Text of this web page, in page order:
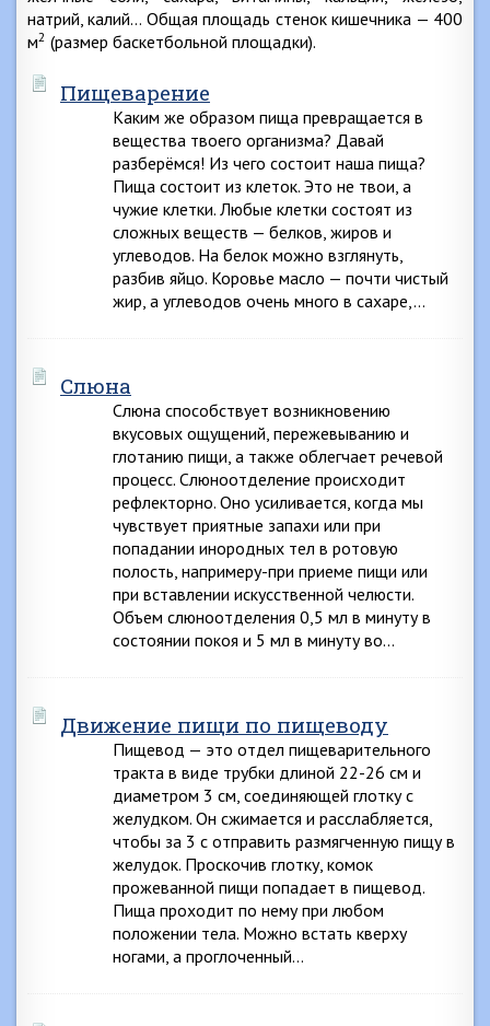
натрий, калий… Общая площадь стенок кишечника — 400
м2 (размер баскетбольной площадки).
Пищеварение
Каким же образом пища превращается в
вещества твоего организма? Давай
разберёмся! Из чего состоит наша пища?
Пища состоит из клеток. Это не твои, а
чужие клетки. Любые клетки состоят из
сложных веществ — белков, жиров и
углеводов. На белок можно взглянуть,
разбив яйцо. Коровье масло — почти чистый
жир, а углеводов очень много в сахаре,…
Слюна
Слюна способствует возникновению
вкусовых ощущений, пережевыванию и
глотанию пищи, а также облегчает речевой
процесс. Слюноотделение происходит
рефлекторно. Оно усиливается, когда мы
чувствует приятные запахи или при
попадании инородных тел в ротовую
полость, напримеру-при приеме пищи или
при вставлении искусственной челюсти.
Объем слюноотделения 0,5 мл в минуту в
состоянии покоя и 5 мл в минуту во…
Движение пищи по пищеводу
Пищевод — это отдел пищеварительного
тракта в виде трубки длиной 22-26 см и
диаметром 3 см, соединяющей глотку с
желудком. Он сжимается и расслабляется,
чтобы за 3 с отправить размягченную пищу в
желудок. Проскочив глотку, комок
прожеванной пищи попадает в пищевод.
Пища проходит по нему при любом
положении тела. Можно встать кверху
ногами, а проглоченный…